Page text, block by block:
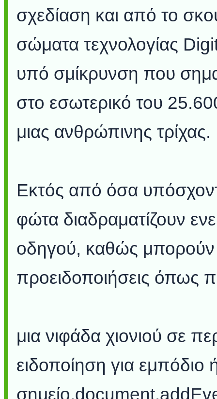
σχεδίαση και από το
σώματα τεχνολογίας
υπό σμίκρυνση που
στο εσωτερικό του
μιας ανθρώπινης τρίχας.
Εκτός από όσα
φώτα διαδραματίζουν
οδηγού, καθώς
προειδοποιήσεις όπως
μια νιφάδα χιονιού σε
ειδοποίηση για